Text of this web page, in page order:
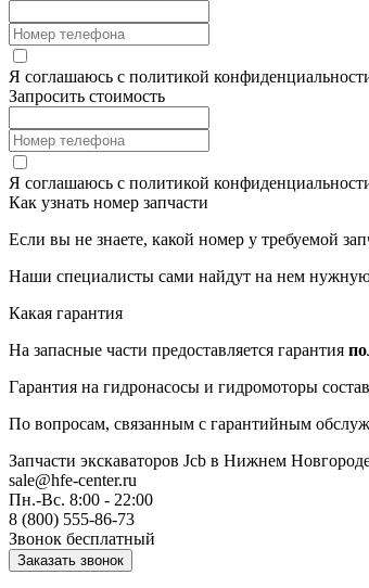
Я соглашаюсь с политикой
Запросить стоимость
Я соглашаюсь с политикой
Как узнать номер запчасти
Если вы не знаете, какой номер у требуемой
Наши специалисты сами найдут на нем
Какая гарантия
На запасные части предоставляется гарантия
Гарантия на гидронасосы и гидромоторы
По вопросам, связанным с гарантийным
Запчасти экскаваторов Jcb в Нижнем
sale@hfe-center.ru
Пн.-Вс. 8:00 - 22:00
8 (800) 555-86-73
Звонок бесплатный